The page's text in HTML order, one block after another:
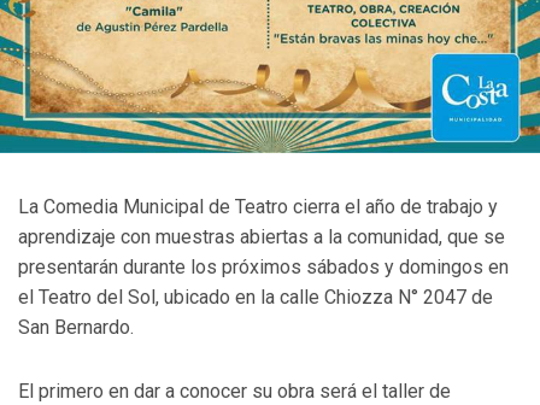
La Comedia Municipal de Teatro cierra el año de trabajo y
aprendizaje con muestras abiertas a la comunidad, que se
presentarán durante los próximos sábados y domingos en
el Teatro del Sol, ubicado en la calle Chiozza N° 2047 de
San Bernardo.
El primero en dar a conocer su obra será el taller de